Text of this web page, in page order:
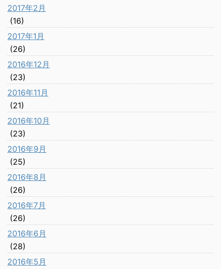
2017年2月
(16)
2017年1月
(26)
2016年12月
(23)
2016年11月
(21)
2016年10月
(23)
2016年9月
(25)
2016年8月
(26)
2016年7月
(26)
2016年6月
(28)
2016年5月